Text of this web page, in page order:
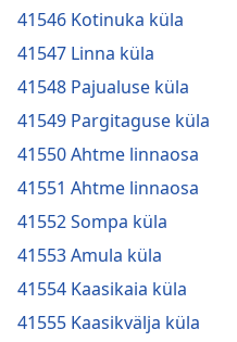
41546 Kotinuka küla
41547 Linna küla
41548 Pajualuse küla
41549 Pargitaguse küla
41550 Ahtme linnaosa
41551 Ahtme linnaosa
41552 Sompa küla
41553 Amula küla
41554 Kaasikaia küla
41555 Kaasikvälja küla